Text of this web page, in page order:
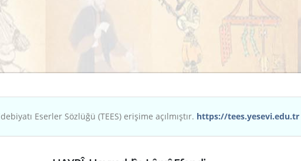
Eserler Sözlüğü (TEES) erişime açılmıştır. https://tees.yesevi.edu.tr